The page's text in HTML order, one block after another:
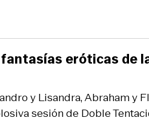
y Lisandra, Abraham y
sesión de Doble
eróticas de